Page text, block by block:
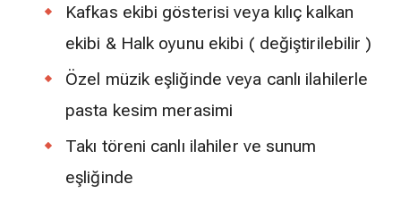
Kafkas ekibi gösterisi veya kılıç kalkan
ekibi & Halk oyunu ekibi ( değiştirilebilir )
Özel müzik eşliğinde veya canlı ilahilerle
pasta kesim merasimi
Takı töreni canlı ilahiler ve sunum
eşliğinde